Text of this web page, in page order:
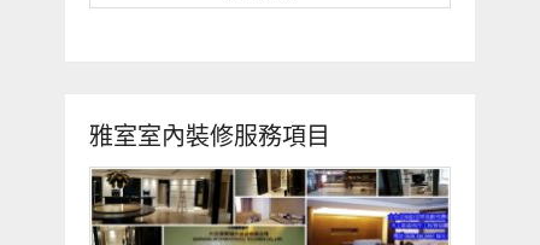
雅室室內裝修服務項目